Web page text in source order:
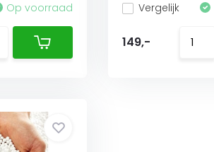
Op voorraad Vergelijk
149,-